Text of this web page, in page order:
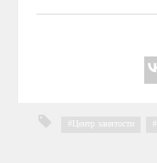
Центр занятости